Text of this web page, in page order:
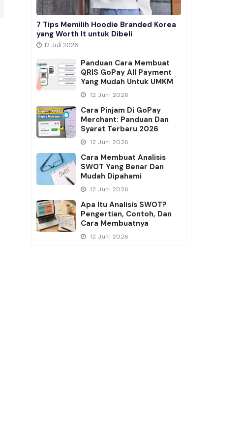
7 Tips Memilih Hoodie Branded Korea
yang Worth It untuk Dibeli
12 Juli 2026
Panduan Cara Membuat
QRIS GoPay All Payment
Yang Mudah Untuk UMKM
12 Juni 2026
Cara Pinjam Di GoPay
Merchant: Panduan Dan
Syarat Terbaru 2026
12 Juni 2026
Cara Membuat Analisis
SWOT Yang Benar Dan
Mudah Dipahami
12 Juni 2026
Apa Itu Analisis SWOT?
Pengertian, Contoh, Dan
Cara Membuatnya
12 Juni 2026